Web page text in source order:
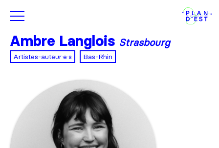
Ambre Langlois Strasbourg
Artistes-auteur·e·s Bas-Rhin